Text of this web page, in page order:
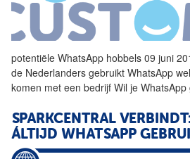
potentiële WhatsApp hobbels 09 juni
de Nederlanders gebruikt WhatsApp
komen met een bedrijf Wil je WhatsApp
SPARKCENTRAL
ÁLTIJD WHATSAPP